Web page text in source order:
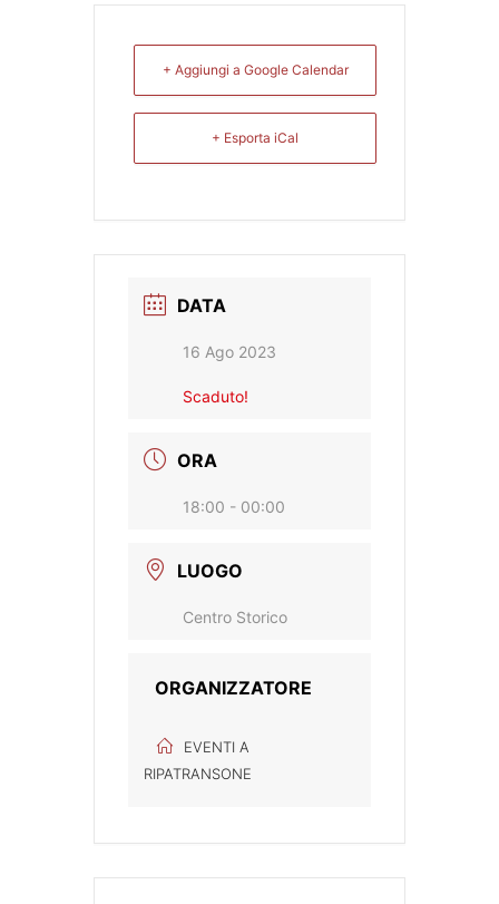
+ Aggiungi a Google Calendar
+ Esporta iCal
DATA
16 Ago 2023
Scaduto!
ORA
18:00 - 00:00
LUOGO
Centro Storico
ORGANIZZATORE
EVENTI A
RIPATRANSONE